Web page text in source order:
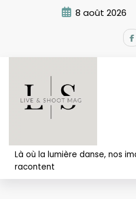
8 août 2026
Là où la lumière danse, nos
racontent